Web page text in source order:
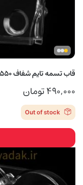
قاب تسمه تایم شفاف MVM X33-530-550
۴۹۰,۰۰۰تومان
Out of stock